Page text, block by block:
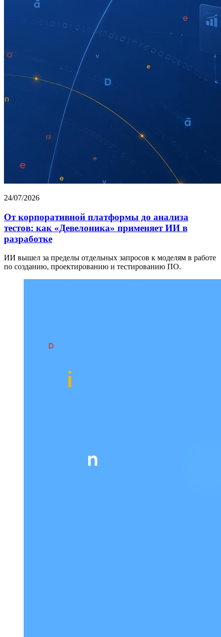
24/07/2026
От корпоративной платформы до анализа
тестов: как «Девелоника» применяет ИИ в
разработке
ИИ вышел за пределы отдельных запросов к моделям в работе
по созданию, проектированию и тестированию ПО.